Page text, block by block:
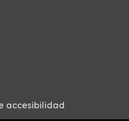
accesibilidad